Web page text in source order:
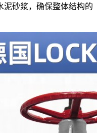
泥砂浆，确保整体结构的